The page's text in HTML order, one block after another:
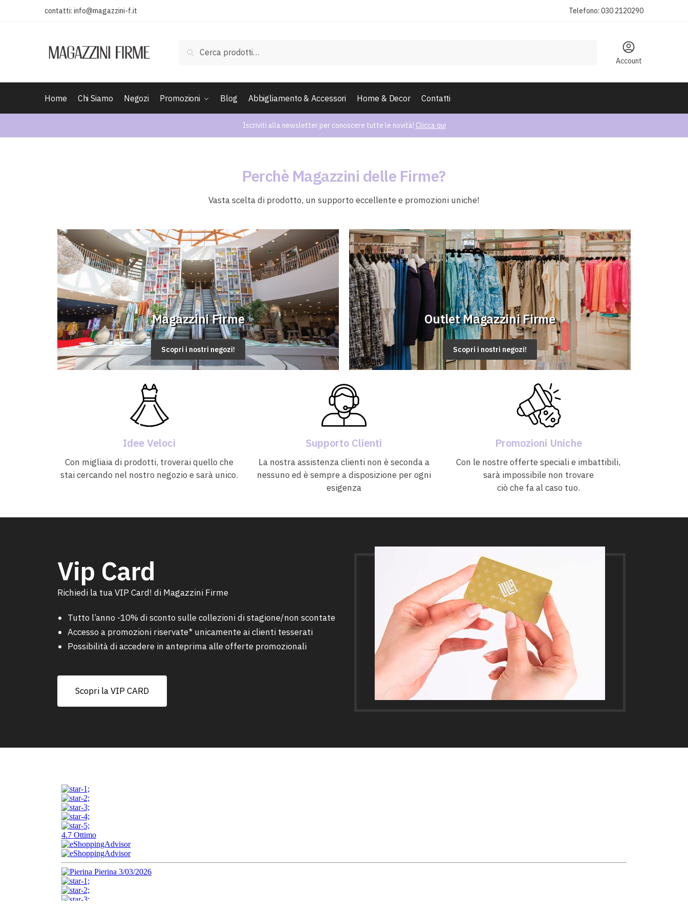
contatti: info@magazzini-f.it Telefono: 030 2120290
Cerca
Account
Home Chi Siamo Negozi Promozioni Blog Abbigliamento & Accessori Home & Decor Contatti
Iscriviti alla newsletter per conoscere tutte le novità! Clicca qui
Perchè Magazzini delle Firme?
Vasta scelta di prodotto, un supporto eccellente e promozioni uniche!
Magazzini Firme
Scopri i nostri negozi!
Outlet Magazzini Firme
Scopri i nostri negozi!
Idee Veloci
Con migliaia di prodotti, troverai quello che
stai cercando nel nostro negozio e sarà unico.
Supporto Clienti
La nostra assistenza clienti non è seconda a
nessuno ed è sempre a disposizione per ogni
esigenza
Promozioni Uniche
Con le nostre offerte speciali e imbattibili,
sarà impossibile non trovare
ciò che faal caso tuo.
Vip Card
Richiedi la tua VIP Card! di Magazzini Firme
Tutto l’anno -10% di sconto sulle collezioni di stagione/non scontate
Accesso a promozioni riservate* unicamente ai clienti tesserati
Possibilità di accedere in anteprima alle offerte promozionali
Scopri la VIP CARD